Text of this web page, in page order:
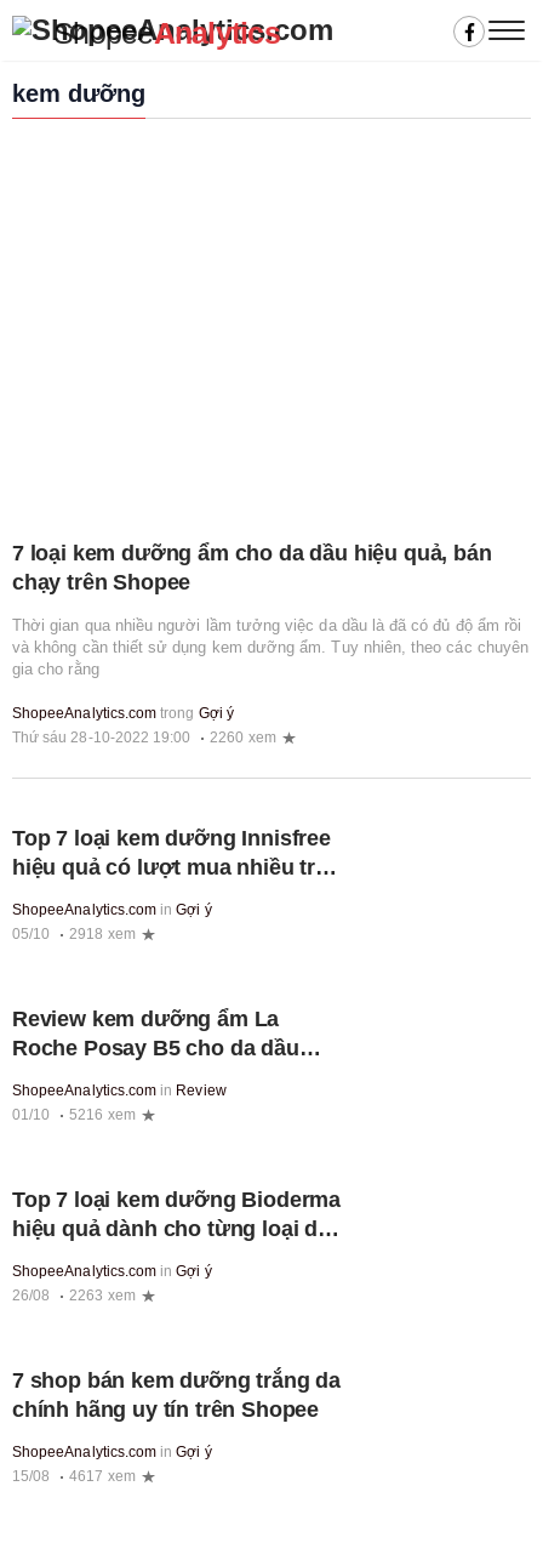
ShopeeAnalytics
kem dưỡng
7 loại kem dưỡng ẩm cho da dầu hiệu quả, bán
chạy trên Shopee
Thời gian qua nhiều người lầm tưởng việc da dầu là đã có đủ độ ẩm rồi
và không cần thiết sử dụng kem dưỡng ẩm. Tuy nhiên, theo các chuyên
gia cho rằng
ShopeeAnalytics.com trong Gợi ý
Thứ sáu 28-10-2022 19:00
2260 xem
Top 7 loại kem dưỡng Innisfree
hiệu quả có lượt mua nhiều trên
ShopeeAnalytics.com inGợi ý
05/10
2918 xem
Review kem dưỡng ẩm La
Roche Posay B5 cho da dầu
ShopeeAnalytics.com in Review
01/10
5216 xem
Top 7 loại kem dưỡng Bioderma
hiệu quả dành cho từng loại da
ShopeeAnalytics.com inGợi ý
26/08
2263 xem
7 shop bán kem dưỡng trắng da
chính hãng uy tín trên Shopee
ShopeeAnalytics.com inGợi ý
15/08
4617 xem